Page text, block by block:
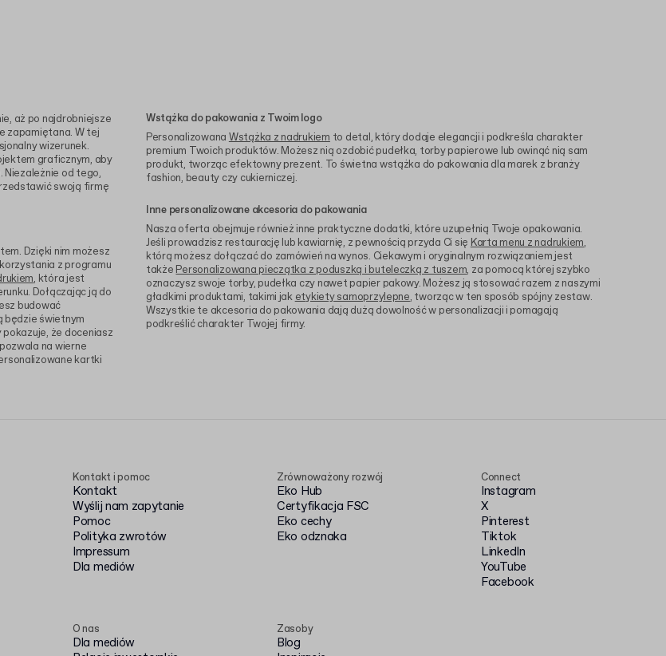
aż po najdrobniejsze
zapamiętana. W tej
wizerunek.
graficznym, aby
Niezależnie od tego,
swoją firmę
Dzięki nim możesz
z programu
, która jest
Dołączając ją do
budować
będzie świetnym
że doceniasz
na wierne
kartki
Wstążka do pakowania z Twoim logo
Personalizowana Wstążka z nadrukiem to detal, który dodaje elegancji i podkreśla charakter
premium Twoich produktów. Możesz nią ozdobić pudełka, torby papierowe lub owinąć nią sam
produkt, tworząc efektowny prezent. To świetna wstążka do pakowania dla marek z branży
fashion, beauty czy cukierniczej.
Inne personalizowane akcesoria do pakowania
Nasza oferta obejmuje również inne praktyczne dodatki, które uzupełnią Twoje opakowania.
Jeśli prowadzisz restaurację lub kawiarnię, z pewnością przyda Ci się Karta menu z nadrukiem,
którą możesz dołączać do zamówień na wynos. Ciekawym i oryginalnym rozwiązaniem jest
także Personalizowana pieczątka z poduszką i buteleczką z tuszem, za pomocą której szybko
oznaczysz swoje torby, pudełka czy nawet papier pakowy. Możesz ją stosować razem z naszymi
gładkimi produktami, takimi jak etykiety samoprzylepne, tworząc w ten sposób spójny zestaw.
Wszystkie te akcesoria do pakowania dają dużą dowolność w personalizacji i pomagają
podkreślić charakter Twojej firmy.
Kontakt i pomoc
Kontakt
Wyślij nam zapytanie
Pomoc
Polityka zwrotów
Impressum
Dla mediów
O nas
Dla mediów
Zrównoważony rozwój
Eko Hub
Certyfikacja FSC
Eko cechy
Eko odznaka
Zasoby
Blog
Connect
Instagram
X
Pinterest
Tiktok
LinkedIn
YouTube
Facebook